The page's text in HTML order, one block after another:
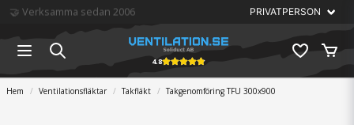
🏆 Störst på ventilation
4.8
Hem Ventilationsfläktar Takfläkt Takgenomföring TFU 300x900